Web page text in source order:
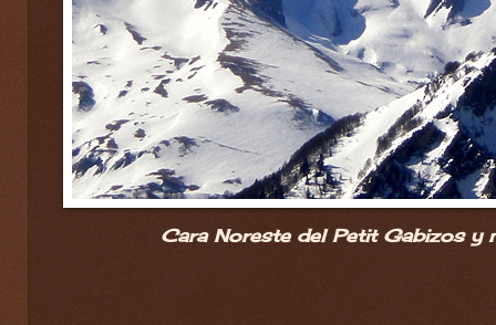
Cara Noreste del Petit Gabizos y